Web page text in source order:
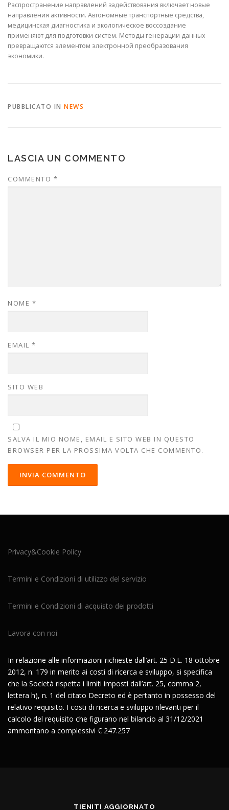
Распространение направлений задействования включает новые
направления активности. Автономные транспортные средства,
медицинская диагностика и экологическое воссоздание
применяют для подготовки систем. Методы генерации данных
превращаются элементом электронной преобразования
экономики.
PUBBLICATO IN NEWS
LASCIA UN COMMENTO
COMMENTO *
NOME *
EMAIL *
SITO WEB
SALVA IL MIO NOME, EMAIL E SITO WEB IN QUESTO
BROWSER PER LA PROSSIMA VOLTA CHE COMMENTO.
Privacy&Cookie Policy
Termini e Condizioni di utilizzo del servizio
Termini e Condizioni di acquisto dei prodotti
Lavora con noi
In relazione alle informazioni richieste dall’art. 25 D.L. 18 ottobre
2012, n. 179 in merito ai costi di ricerca e sviluppo, si specifica
che la Società rispetta i limiti imposti dall’art. 25, comma 2,
lettera h), n. 1 del citato Decreto ed è pertanto in possesso del
relativo requisito. I costi di ricerca e sviluppo rilevanti per il
calcolo del requisito che figurano nel bilancio al 31/12/2021
ammontano a complessivi € 247.257
TIENITI AGGIORNATO